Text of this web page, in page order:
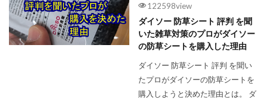
122598view
ダイソー 防草シート 評判 を聞
いた雑草対策のプロがダイソー
の防草シートを購入した理由
ダイソー 防草シート 評判 を聞い
たプロがダイソーの防草シートを
購入しようと決めた理由とは。 ダ